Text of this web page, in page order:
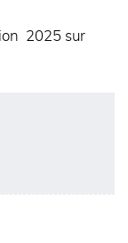
2025 sur